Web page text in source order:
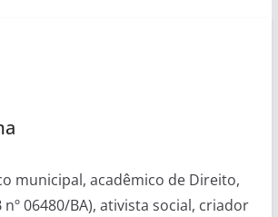
municipal, acadêmico de Direito,
06480/BA), ativista social, criador